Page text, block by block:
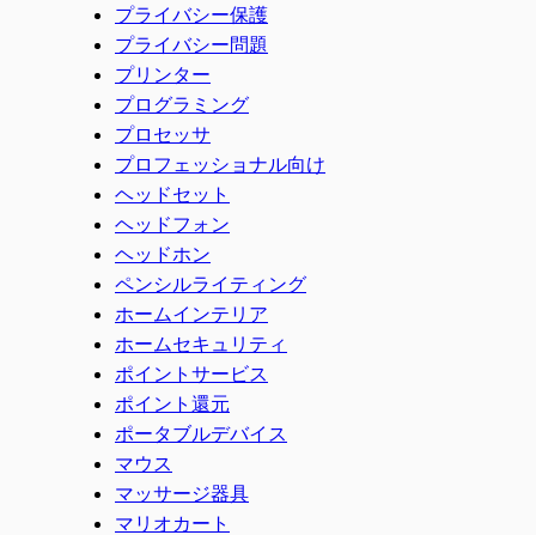
プライバシー保護
プライバシー問題
プリンター
プログラミング
プロセッサ
プロフェッショナル向け
ヘッドセット
ヘッドフォン
ヘッドホン
ペンシルライティング
ホームインテリア
ホームセキュリティ
ポイントサービス
ポイント還元
ポータブルデバイス
マウス
マッサージ器具
マリオカート